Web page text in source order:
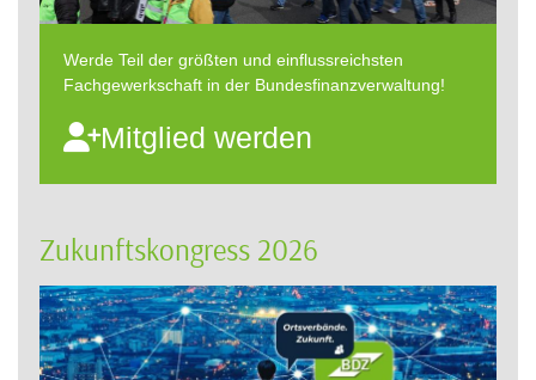
Werde Teil der größten und einflussreichsten
Fachgewerkschaft in der Bundesfinanzverwaltung!
Mitglied werden
Zukunftskongress 2026